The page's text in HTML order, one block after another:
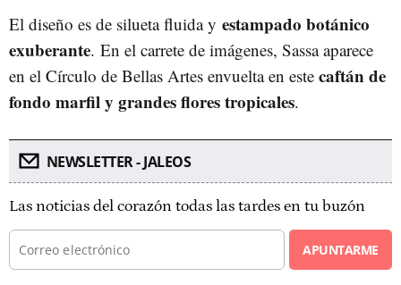
El diseño es de silueta fluida y estampado botánico
exuberante. En el carrete de imágenes, Sassa aparece
en el Círculo de Bellas Artes envuelta en este caftán de
fondo marfil y grandes flores tropicales.
NEWSLETTER - JALEOS
Las noticias del corazón todas las tardes en tu buzón
APUNTARME